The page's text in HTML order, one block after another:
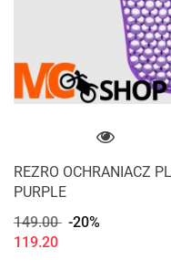
REZRO OCHRANIACZ
PURPLE
149.00 -20%
119.20